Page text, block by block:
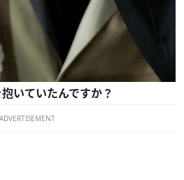
いていたんですか？
ADVERTISEMENT